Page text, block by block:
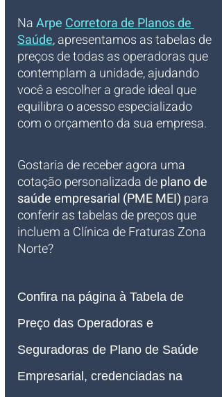
Na Arpe Corretora de Planos de
Saúde, apresentamos as tabelas de
preços de todas as operadoras que
contemplam a unidade, ajudando
você a escolher a grade ideal que
equilibra o acesso especializado
com o orçamento da sua empresa.
Gostaria de receber agora uma
cotação personalizada de plano de
saúde empresarial (PME MEI) para
conferir as tabelas de preços que
incluem a Clínica de Fraturas Zona
Norte?
Confira na página à Tabela de
Preço das Operadoras e
Seguradoras de Plano de Saúde
Empresarial , credenciadas na